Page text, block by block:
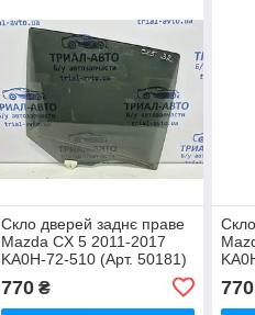
Скло дверей заднє праве
Mazda CX 5 2011-2017
KA0H-72-510 (Арт. 50181)
770₴ 770